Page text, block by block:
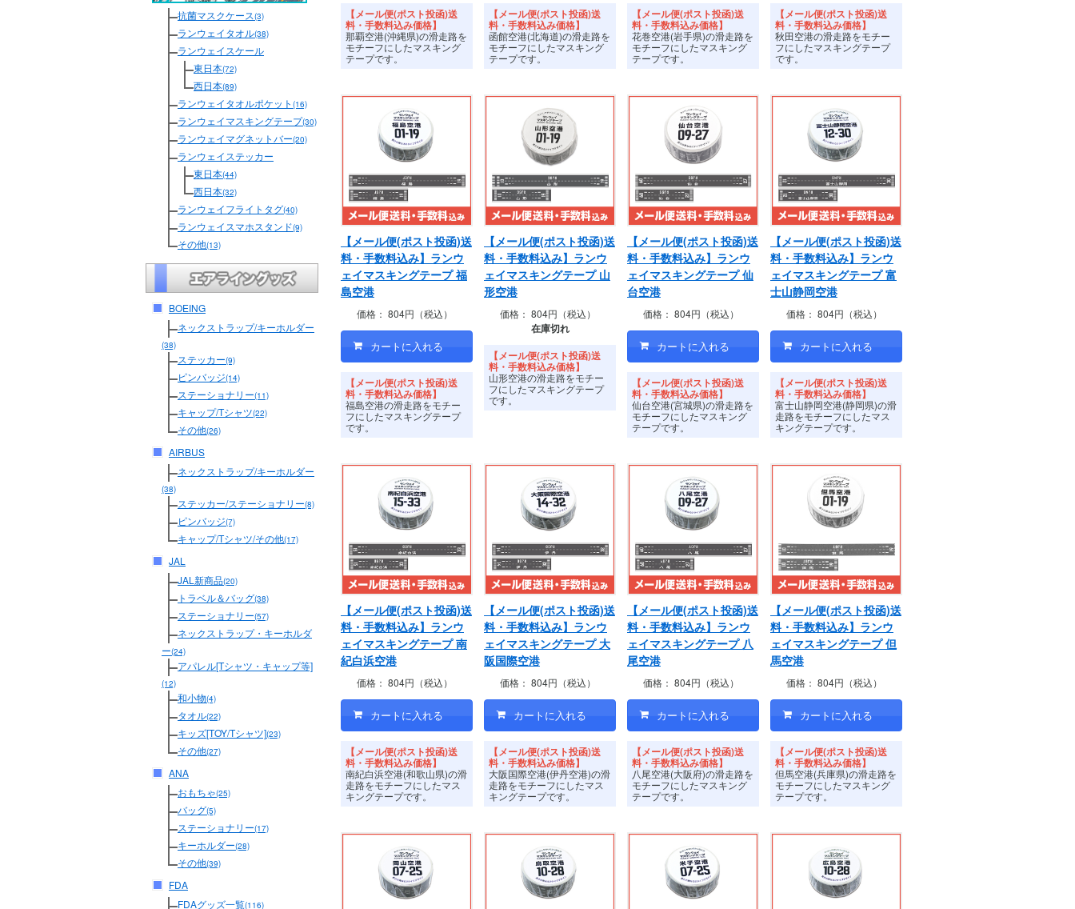
抗菌マスクケース(3)
ランウェイタオル(38)
ランウェイスケール
東日本(72)
西日本(89)
ランウェイタオルポケット (16)
ランウェイマスキングテープ(30)
ランウェイマグネットバー(20)
ランウェイステッカー
東日本(44)
西日本(32)
ランウェイフライトタグ(40)
ランウェイスマホスタンド(9)
その他(13)
BOEING
ネックストラップ/キーホルダー
(38)
ステッカー(9)
ピンバッジ(14)
ステーショナリー(11)
キャップ/Tシャツ(22)
その他(26)
AIRBUS
ネックストラップ/キーホルダー
(38)
ステッカー/ステーショナリー(8)
ピンバッジ(7)
キャップ/Tシャツ/その他(17)
JAL
JAL新商品(20)
トラベル＆バッグ(38)
ステーショナリー(57)
ネックストラップ・キーホルダ
ー(24)
アパレル[Tシャツ・キャップ等]
(12)
和小物(4)
タオル(22)
キッズ[TOY/Tシャツ](23)
その他(27)
ANA
おもちゃ(25)
バッグ(5)
ステーショナリー(17)
キーホルダー(28)
その他(39)
FDA
FDAグッズ一覧(116)
【メール便(ポスト投函)送
料・手数料込み価格】
那覇空港(沖縄県)の滑走路を
モチーフにしたマスキング
テープです。
【メール便(ポスト投函)送
料・手数料込み価格】
函館空港(北海道)の滑走路を
モチーフにしたマスキング
テープです。
【メール便(ポスト投函)送
料・手数料込み価格】
花巻空港(岩手県)の滑走路を
モチーフにしたマスキング
テープです。
【メール便(ポスト投函)送
料・手数料込み価格】
秋田空港の滑走路をモチー
フにしたマスキングテープ
です。
【メール便(ポスト投函)送
料・手数料込み】ランウ
ェイマスキングテープ 福
島空港
価格： 804円（税込）
【メール便(ポスト投函)送
料・手数料込み価格】
福島空港の滑走路をモチー
フにしたマスキングテープ
です。
【メール便(ポスト投函)送
料・手数料込み】ランウ
ェイマスキングテープ 山
形空港
価格： 804円（税込）
在庫切れ
【メール便(ポスト投函)送
料・手数料込み価格】
山形空港の滑走路をモチー
フにしたマスキングテープ
です。
【メール便(ポスト投函)送
料・手数料込み】ランウ
ェイマスキングテープ 仙
台空港
価格： 804円（税込）
【メール便(ポスト投函)送
料・手数料込み価格】
仙台空港(宮城県)の滑走路を
モチーフにしたマスキング
テープです。
【メール便(ポスト投函)送
料・手数料込み】ランウ
ェイマスキングテープ 富
士山静岡空港
価格： 804円（税込）
【メール便(ポスト投函)送
料・手数料込み価格】
富士山静岡空港(静岡県)の滑
走路をモチーフにしたマス
キングテープです。
【メール便(ポスト投函)送
料・手数料込み】ランウ
ェイマスキングテープ 南
紀白浜空港
価格： 804円（税込）
【メール便(ポスト投函)送
料・手数料込み価格】
南紀白浜空港(和歌山県)の滑
走路をモチーフにしたマス
キングテープです。
【メール便(ポスト投函)送
料・手数料込み】ランウ
ェイマスキングテープ 大
阪国際空港
価格： 804円（税込）
【メール便(ポスト投函)送
料・手数料込み価格】
大阪国際空港(伊丹空港)の滑
走路をモチーフにしたマス
キングテープです。
【メール便(ポスト投函)送
料・手数料込み】ランウ
ェイマスキングテープ 八
尾空港
価格： 804円（税込）
【メール便(ポスト投函)送
料・手数料込み価格】
八尾空港(大阪府)の滑走路を
モチーフにしたマスキング
テープです。
【メール便(ポスト投函)送
料・手数料込み】ランウ
ェイマスキングテープ 但
馬空港
価格： 804円（税込）
【メール便(ポスト投函)送
料・手数料込み価格】
但馬空港(兵庫県)の滑走路を
モチーフにしたマスキング
テープです。